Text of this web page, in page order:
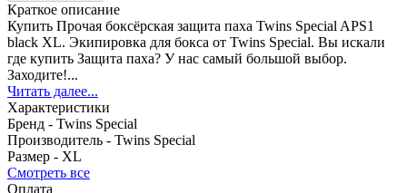
Краткое описание
Купить Прочая боксёрская защита паха Twins Special APS1
black XL. Экипировка для бокса от Twins Special. Вы искали
где купить Защита паха? У нас самый большой выбор.
Заходите!...
Читать далее...
Характеристики
Бренд - Twins Special
Производитель - Twins Special
Размер - XL
Смотреть все
Оплата